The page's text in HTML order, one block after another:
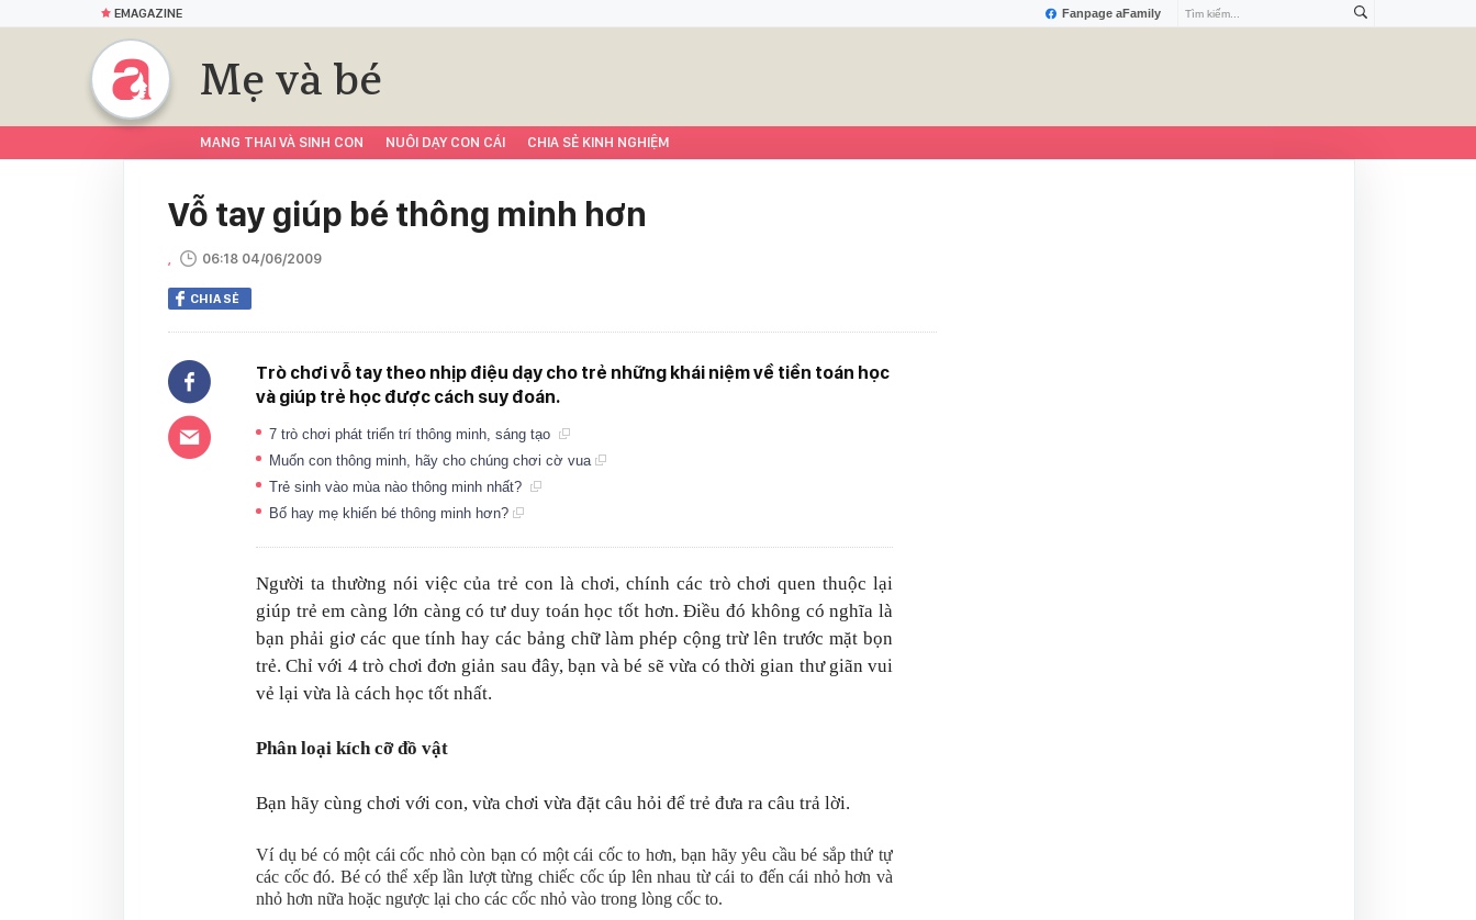
Fanpage aFamily
EMAGAZINE
Mẹ và bé
MANG THAI VÀ SINH CON NUÔI DẠY CON CÁI CHIA SẺ KINH NGHIỆM
Vỗ tay giúp bé thông minh hơn
, 06:18 04/06/2009
CHIA SẺ
Trò chơi vỗ tay theo nhịp điệu dạy cho trẻ những khái niệm về tiền toán học
và giúp trẻ học được cách suy đoán.
7 trò chơi phát triển trí thông minh, sáng tạo
Muốn con thông minh, hãy cho chúng chơi cờ vua
Trẻ sinh vào mùa nào thông minh nhất?
Bố hay mẹ khiến bé thông minh hơn?
Người ta thường nói việc của trẻ con là chơi, chính các trò chơi quen thuộc lại
giúp trẻ em càng lớn càng có tư duy toán học tốt hơn. Điều đó không có nghĩa là
bạn phải giơ các que tính hay các bảng chữ làm phép cộng trừ lên trước mặt bọn
trẻ. Chỉ với 4 trò chơi đơn giản sau đây, bạn và bé sẽ vừa có thời gian thư giãn vui
vẻ lại vừa là cách học tốt nhất.
Phân loại kích cỡ đồ vật
Bạn hãy cùng chơi với con, vừa chơi vừa đặt câu hỏi để trẻ đưa ra câu trả lời.
Ví dụ bé có một cái cốc nhỏ còn bạn có một cái cốc to hơn, bạn hãy yêu cầu bé sắp thứ tự
các cốc đó. Bé có thể xếp lần lượt từng chiếc cốc úp lên nhau từ cái to đến cái nhỏ hơn và
nhỏ hơn nữa hoặc ngược lại cho các cốc nhỏ vào trong lòng cốc to.